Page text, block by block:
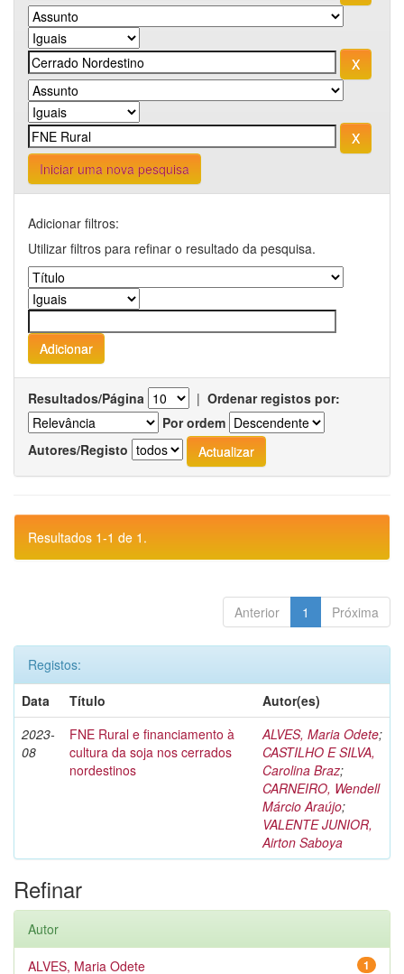
Iniciar uma nova pesquisa
Adicionar filtros:
Utilizar filtros para refinar o resultado da pesquisa.
Resultados/Página | Ordenar registos por:
Por ordem
Autores/Registo
Resultados 1-1 de 1.
Anterior 1 Próxima
Registos:
Data
Título
Autor(es)
2023-
08
FNE Rural e financiamento à
cultura da soja nos cerrados
nordestinos
ALVES, Maria Odete;
CASTILHO E SILVA,
Carolina Braz;
CARNEIRO, Wendell
Márcio Araújo;
VALENTE JUNIOR,
Airton Saboya
Refinar
Autor
1
ALVES, Maria Odete